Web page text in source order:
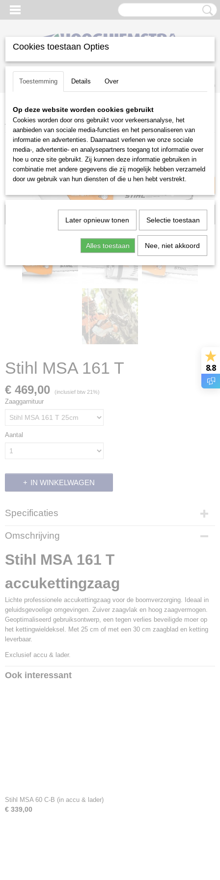
Inloggen Registreren
(0)
Home >Gazononderhoud>Stihl accu programma
Accukettingzagen >Stihl MSA 161 T
AP-Systeem
Stihl MSA 161 T
€ 469,00 (inclusief btw 21%)
Zaaggarnituur
Aantal
IN WINKELWAGEN
Specificaties
Productcode
700078
Productcode leverancier
1252 200 0044
Omschrijving
Stihl MSA 161 T
accukettingzaag
Lichte professionele accukettingzaag voor de boomverzorging. Ideaal in
geluidsgevoelige omgevingen. Zuiver zaagvlak en hoog zaagvermogen.
Geoptimaliseerd gebruiksontwerp, een tegen verlies beveiligde moer op
het kettingwieldeksel. Met 25 cm of met een 30 cm zaagblad en ketting
leverbaar.
Exclusief accu & lader.
Ook interessant
Stihl MSA 60 C-B (in accu & lader)
€ 339,00
8.8
Cookies toestaan Opties
Toestemming Details Over
Op deze website worden cookies gebruikt
Cookies worden door ons gebruikt voor verkeersanalyse, het
aanbieden van sociale media-functies en het personaliseren van
informatie en advertenties. Daarnaast verlenen we onze sociale
media-, advertentie- en analysepartners toegang tot informatie over
hoe u onze site gebruikt. Zij kunnen deze informatie gebruiken in
combinatie met andere gegevens die zij mogelijk hebben verzameld
door uw gebruik van hun diensten of die u hen hebt verstrekt.
Later opnieuw tonen Selectie toestaan
Alles toestaan Nee, niet akkoord